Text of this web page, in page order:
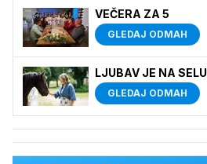
VEČERA ZA 5
GLEDAJ ODMAH
LJUBAV JE NA SELU
GLEDAJ ODMAH